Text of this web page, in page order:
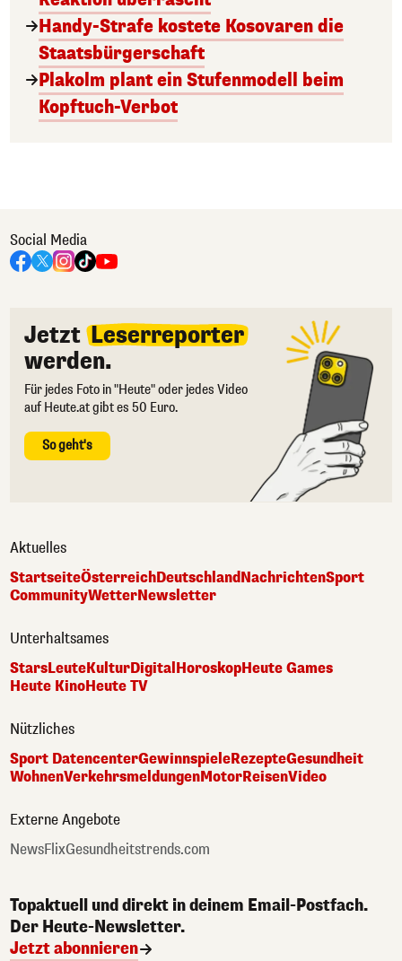
Handy-Strafe kostete Kosovaren die
Staatsbürgerschaft
Plakolm plant ein Stufenmodell beim
Kopftuch-Verbot
Social Media
Jetzt Leserreporter
werden.
Für jedes Foto in "Heute" oder jedes Video
auf Heute.at gibt es 50 Euro.
So geht's
Aktuelles
StartseiteÖsterreichDeutschlandNachrichtenSport
CommunityWetterNewsletter
Unterhaltsames
StarsLeuteKulturDigitalHoroskopHeute Games
Heute KinoHeute TV
Nützliches
Sport DatencenterGewinnspieleRezepteGesundheit
WohnenVerkehrsmeldungenMotorReisenVideo
Externe Angebote
NewsFlixGesundheitstrends.com
Topaktuell und direkt in deinem Email-Postfach.
Der Heute-Newsletter.
Jetzt abonnieren